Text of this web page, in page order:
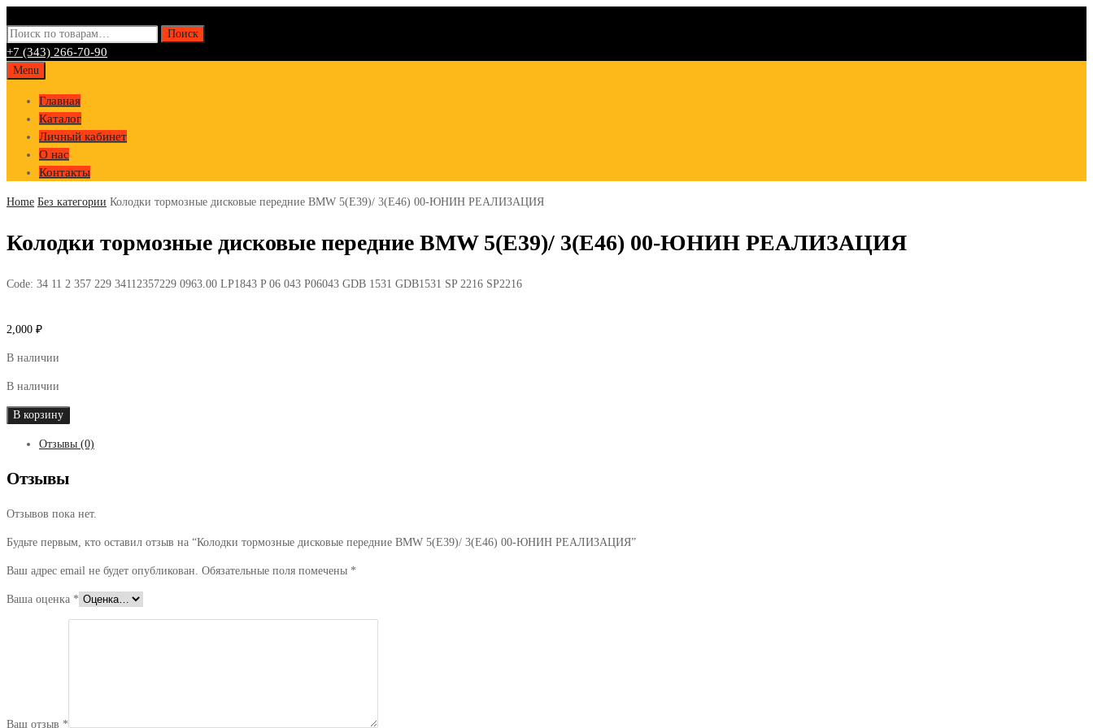
Искать: Поиск
+7 (343) 266-70-90
Skip
content
Menu
Главная
Каталог
Личный кабинет
О нас
Контакты
Home Без категории Колодки тормозные дисковые передние BMW 5(E39)/ 3(E46) 00-ЮНИН РЕАЛИЗАЦИЯ
Колодки тормозные дисковые передние BMW 5(E39)/ 3(E46) 00-ЮНИН РЕАЛИЗАЦИЯ
Code: 34 11 2 357 229 34112357229 0963.00 LP1843 P 06 043 P06043 GDB 1531 GDB1531 SP 2216 SP2216
2,000 ₽
В наличии
В наличии
Количество
Колодки
дисковые
BMW
3(E46)
00-
РЕАЛИЗАЦИЯ
В корзину
Отзывы (0)
Отзывы
Отзывов пока нет.
Будьте первым, кто оставил отзыв на “Колодки тормозные дисковые передние BMW 5(E39)/ 3(E46) 00-ЮНИН РЕАЛИЗАЦИЯ”
Ваш адрес email не будет опубликован. Обязательные поля помечены *
Ваша оценка *
Ваш отзыв *